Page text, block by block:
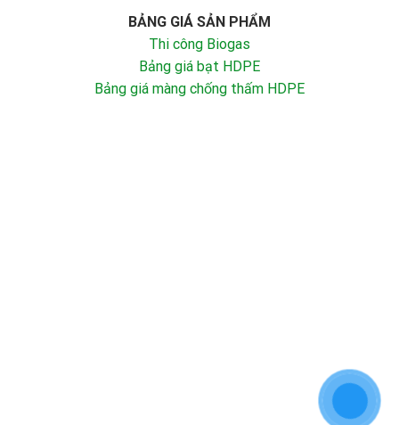
BẢNG GIÁ SẢN PHẨM
Thi công Biogas
Bảng giá bạt HDPE
Bảng giá màng chống thấm HDPE